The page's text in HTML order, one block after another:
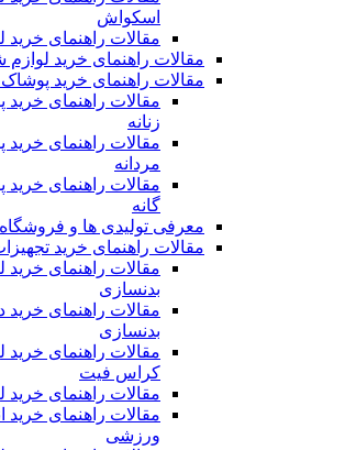
اسکواش
مقالات راهنمای
مقالات راهنمای خرید لوازم
مقالات راهنمای خرید
مقالات راهنمای
زنانه
مقالات راهنمای
مردانه
مقالات راهنمای
گانه
معرفی تولیدی ها و
مقالات راهنمای خرید
مقالات راهنمای خرید
بدنسازی
مقالات راهنمای خرید
بدنسازی
مقالات راهنمای خرید
کراس فیت
مقالات راهنمای خرید
مقالات راهنمای خرید
ورزشی